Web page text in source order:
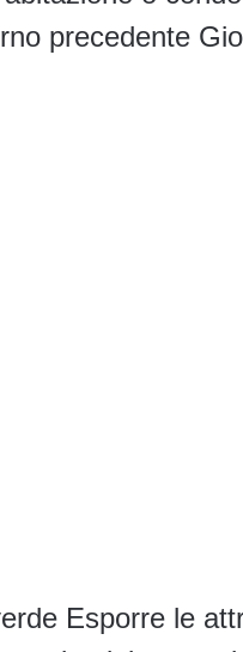
precedente
Esporre le